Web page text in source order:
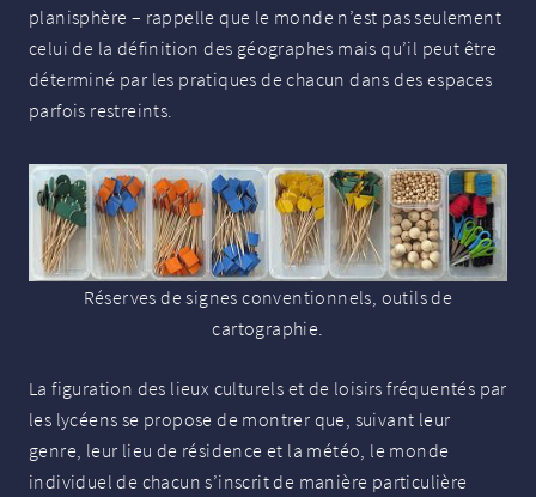
planisphère – rappelle que le monde n’est pas seulement
celui de la définition des géographes mais qu’il peut être
déterminé par les pratiques de chacun dans des espaces
parfois restreints.
Réserves de signes conventionnels, outils de
cartographie.
La figuration des lieux culturels et de loisirs fréquentés par
les lycéens se propose de montrer que, suivant leur
genre, leur lieu de résidence et la météo, le monde
individuel de chacun s’inscrit de manière particulière